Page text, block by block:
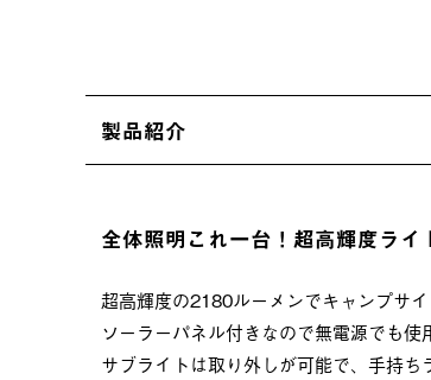
製品紹介
全体照明これ一台！超高輝度ライ
超高輝度の2180ルーメンでキャンプサ
ソーラーパネル付きなので無電源でも
サブライトは取り外しが可能で、手持ち